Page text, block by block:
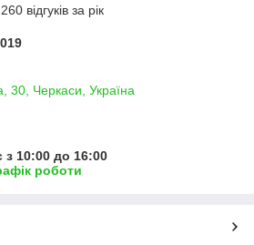
відгуків за рік
30, Черкаси, Україна
з 10:00 до 16:00
роботи